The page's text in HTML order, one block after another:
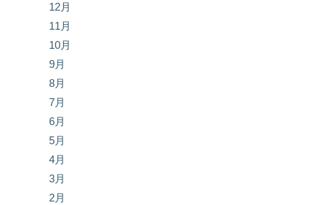
12月
11月
10月
9月
8月
7月
6月
5月
4月
3月
2月